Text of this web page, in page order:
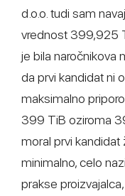
d.o.o. tudi sam
vrednost 399,925
je bila naročnikova
da prvi kandidat ni
maksimalno
399 TiB oziroma
moral prvi kandidat
minimalno, celo
prakse